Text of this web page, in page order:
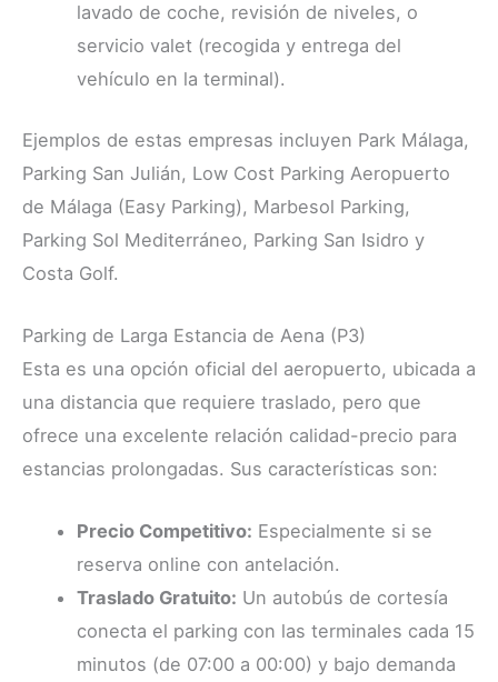
lavado de coche, revisión de niveles, o
servicio valet (recogida y entrega del
vehículo en la terminal).
Ejemplos de estas empresas incluyen Park Málaga,
Parking San Julián, Low Cost Parking Aeropuerto
de Málaga (Easy Parking), Marbesol Parking,
Parking Sol Mediterráneo, Parking San Isidro y
Costa Golf.
Parking de Larga Estancia de Aena (P3)
Esta es una opción oficial del aeropuerto, ubicada a
una distancia que requiere traslado, pero que
ofrece una excelente relación calidad-precio para
estancias prolongadas. Sus características son:
Precio Competitivo: Especialmente si se
reserva online con antelación.
Traslado Gratuito: Un autobús de cortesía
conecta el parking con las terminales cada 15
minutos (de 07:00 a 00:00) y bajo demanda